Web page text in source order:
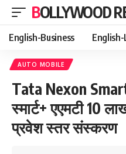
BOLLYWOOD
English-Business
AUTO MOBILE
Tata Nexon
स्मार्ट+ एएमटी 10
प्रवेश स्तर संस्करण